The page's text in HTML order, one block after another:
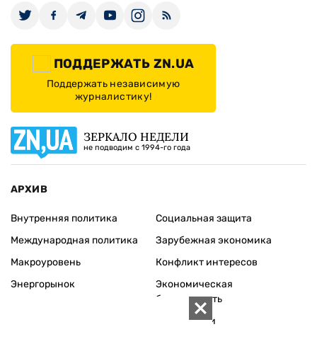
ПОДДЕРЖАТЬ ZN.UA
Поддержать независимую
журналистику!
ЗЕРКАЛО НЕДЕЛИ
не подводим с 1994-го года
АРХИВ
Внутренняя политика
Международная политика
Макроуровень
Энергорынок
Социальная защита
Зарубежная экономика
Конфликт интересов
Экономическая
безопасность
Персоналии